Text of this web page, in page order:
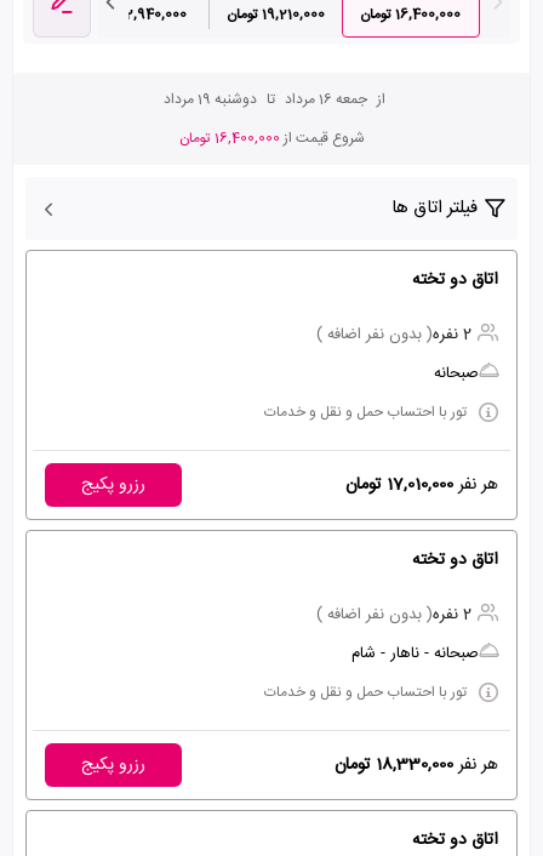
16,400,000 تومان
19,210,000 تومان
22,940,000 تومان
از جمعه 16 مرداد تا دوشنبه 19 مرداد
شروع قیمت از16,400,000 تومان
فیلتر اتاق ها
اتاق دو تخته
2 نفره
( بدون نفر اضافه )
صبحانه
تور با احتساب حمل و نقل و خدمات
هر نفر17,010,000 تومان رزرو پکیج
اتاق دو تخته
2 نفره
( بدون نفر اضافه )
صبحانه - ناهار - شام
تور با احتساب حمل و نقل و خدمات
هر نفر18,330,000 تومان رزرو پکیج
اتاق دو تخته